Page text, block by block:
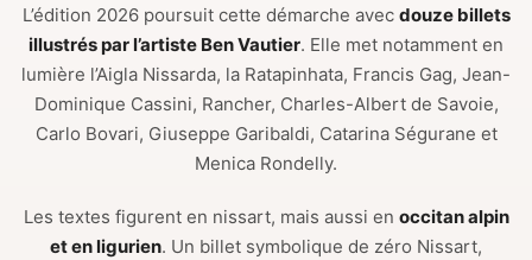
L’édition 2026 poursuit cette démarche avec douze billets
illustrés par l’artiste Ben Vautier. Elle met notamment en
lumière l’Aigla Nissarda, la Ratapinhata, Francis Gag, Jean-
Dominique Cassini, Rancher, Charles-Albert de Savoie,
Carlo Bovari, Giuseppe Garibaldi, Catarina Ségurane et
Menica Rondelly.
Les textes figurent en nissart, mais aussi en occitan alpin
et en ligurien. Un billet symbolique de zéro Nissart,